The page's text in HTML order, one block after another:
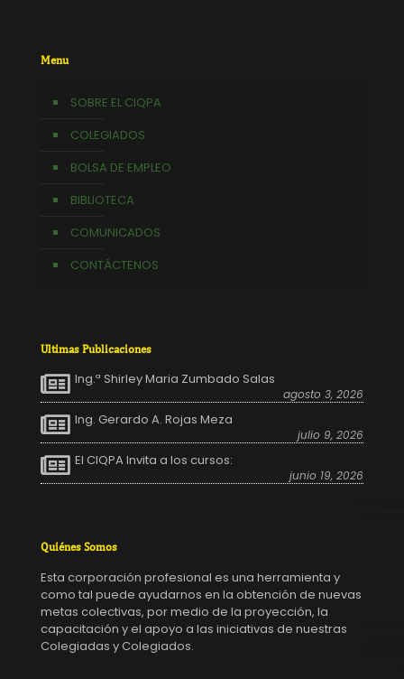
Menu
SOBRE EL CIQPA
COLEGIADOS
BOLSA DE EMPLEO
BIBLIOTECA
COMUNICADOS
CONTÁCTENOS
Ultimas Publicaciones
Ing.ª Shirley Maria Zumbado Salas
agosto 3, 2026
Ing. Gerardo A. Rojas Meza
julio 9, 2026
El CIQPA Invita a los cursos:
junio 19, 2026
Quiénes Somos
Esta corporación profesional es una herramienta y
como tal puede ayudarnos en la obtención de nuevas
metas colectivas, por medio de la proyección, la
capacitación y el apoyo a las iniciativas de nuestras
Colegiadas y Colegiados.